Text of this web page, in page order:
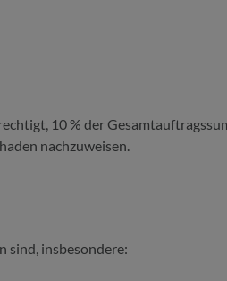
10 % der
nachzuweisen.
sind, insbesondere: